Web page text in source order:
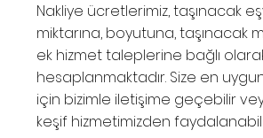
Nakliye ücretlerimiz, taşınacak
miktarına, boyutuna, taşınacak
ek hizmet taleplerine bağlı
hesaplanmaktadır. Size en
için bizimle iletişime geçebilir
keşif hizmetimizden